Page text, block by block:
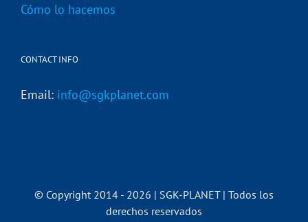
Cómo lo hacemos
CONTACT INFO
Email: info@sgkplanet.com
© Copyright 2014 - 2026 | SGK-PLANET | Todos los
derechos reservados